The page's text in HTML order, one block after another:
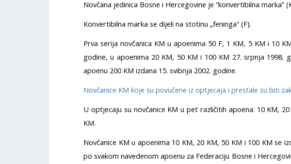
Novčana jedinica Bosne i Hercegovine je “konvertibilna marka”
Konvertibilna marka se dijeli na stotinu „feninga“ (F).
Prva serija novčanica KM u apoenima 50 F, 1 KM, 5 KM i 10
godine, u apoenima 20 KM, 50 KM i 100 KM 27. srpnja 1998.
apoenu 200 KM izdana 15. svibnja 2002. godine.
Novčanice KM koje su povučene iz optjecaja i prestale su biti
U optjecaju su novčanice KM u pet različitih apoena: 10 KM,
KM.
Novčanice KM u apoenima 10 KM, 20 KM, 50 KM i 100 KM se
po svakom navedenom apoenu za Federaciju Bosne i